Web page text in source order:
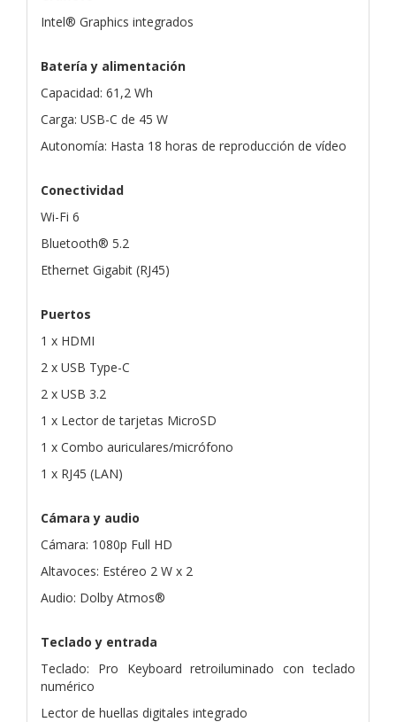
Intel® Graphics integrados
Batería y alimentación
Capacidad: 61,2 Wh
Carga: USB-C de 45 W
Autonomía: Hasta 18 horas de reproducción de vídeo
Conectividad
Wi-Fi 6
Bluetooth® 5.2
Ethernet Gigabit (RJ45)
Puertos
1 x HDMI
2 x USB Type-C
2 x USB 3.2
1 x Lector de tarjetas MicroSD
1 x Combo auriculares/micrófono
1 x RJ45 (LAN)
Cámara y audio
Cámara: 1080p Full HD
Altavoces: Estéreo 2 W x 2
Audio: Dolby Atmos®
Teclado y entrada
Teclado: Pro Keyboard retroiluminado con teclado
numérico
Lector de huellas digitales integrado